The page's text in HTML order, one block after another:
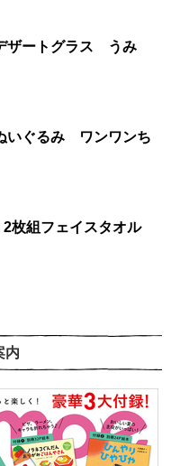
ネコぐんだん デザートグラス うみ
いぐるみ ワンワンち
枚組フェイスタオル
内